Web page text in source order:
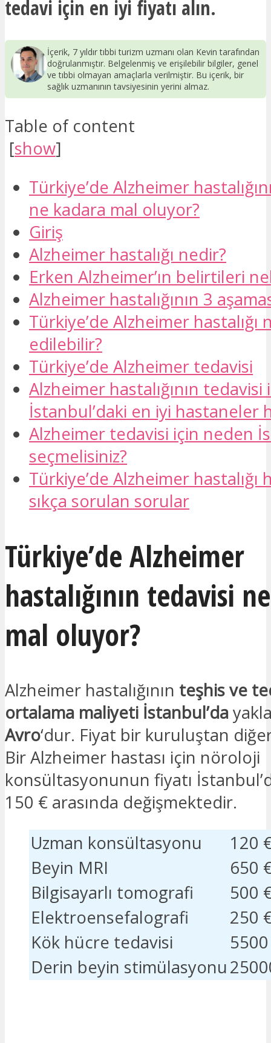
tedavi için en iyi fiyatı alın.
İçerik, 7 yıldır tıbbi turizm uzmanı olan Kevin tarafından
doğrulanmıştır. Belgelenmiş ve erişilebilir bilgiler, genel
ve tıbbi olmayan amaçlarla verilmiştir. Bu içerik, bir
sağlık uzmanının tavsiyesinin yerini almaz.
Table of content
[show]
Türkiye’de Alzheimer
ne kadara mal oluyor?
Giriş
Alzheimer hastalığı nedir?
Erken Alzheimer’ın belirtileri
Alzheimer hastalığının 3
Türkiye’de Alzheimer hastalığı
edilebilir?
Türkiye’de Alzheimer tedavisi
Alzheimer hastalığının tedavisi
İstanbul’daki en iyi hastaneler
Alzheimer tedavisi için neden
seçmelisiniz?
Türkiye’de Alzheimer hastalığı
sıkça sorulan sorular
Türkiye’de Alzheimer
hastalığının tedavisi
mal oluyor?
Alzheimer hastalığının teşhis ve
ortalama maliyeti İstanbul’da
Avro‘dur. Fiyat bir kuruluştan
Bir Alzheimer hastası için nöroloji
konsültasyonunun fiyatı
150 € arasında değişmektedir.
Uzman konsültasyonu
120
Beyin MRI
650
Bilgisayarlı tomografi
500
Elektroensefalografi
250
Kök hücre tedavisi
Derin beyin stimülasyonu